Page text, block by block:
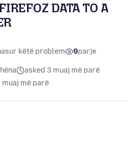
DATA TO A
këtë problem 9parje
asked 3 muaj më parë
muaj më parë